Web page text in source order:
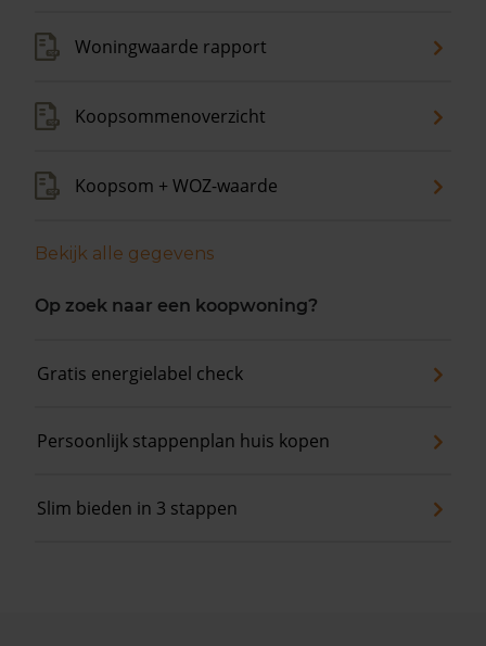
Woningwaarde rapport
Koopsommenoverzicht
Koopsom + WOZ-waarde
Bekijk alle gegevens
Op zoek naar een koopwoning?
Gratis energielabel check
Persoonlijk stappenplan huis kopen
Slim bieden in 3 stappen